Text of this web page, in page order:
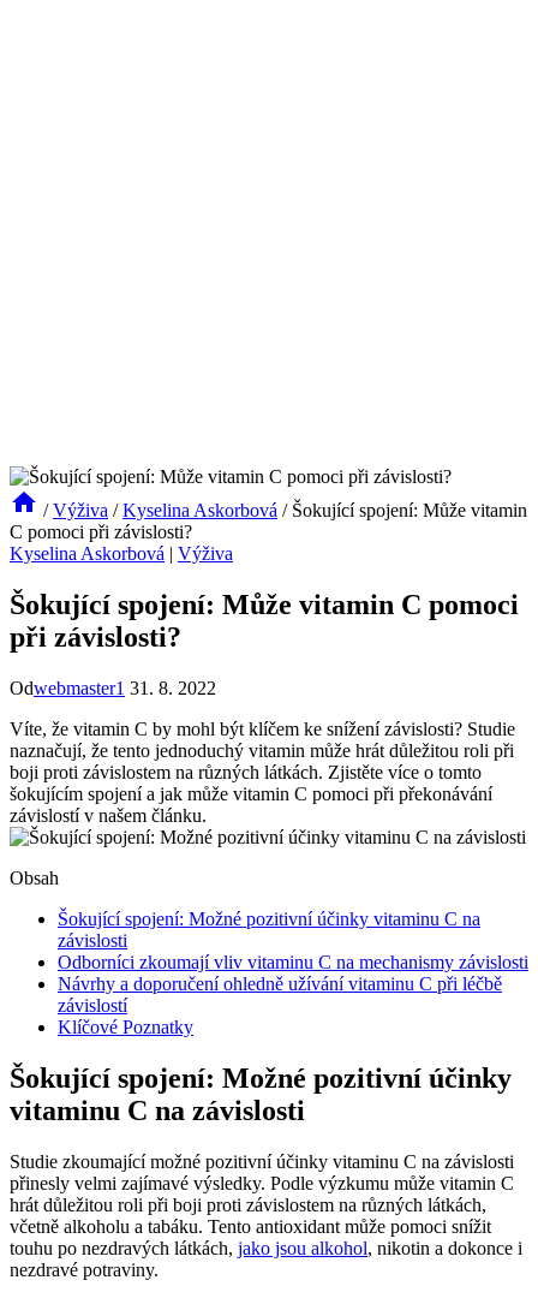
/ Výživa / Kyselina Askorbová / Šokující spojení: Může vitamin
C pomoci při závislosti?
Kyselina Askorbová | Výživa
Šokující spojení: Může vitamin C pomoci
při závislosti?
Odwebmaster1 31. 8. 2022
Víte, že vitamin C by mohl být klíčem ke snížení závislosti? Studie
naznačují, že tento jednoduchý vitamin může hrát důležitou roli při
boji proti závislostem na různých látkách. Zjistěte více o tomto
šokujícím spojení a jak může vitamin C pomoci při překonávání
závislostí v našem článku.
Obsah
Šokující spojení: Možné pozitivní účinky vitaminu C na
závislosti
Odborníci zkoumají vliv vitaminu C na mechanismy závislosti
Návrhy a doporučení ohledně užívání vitaminu C při léčbě
závislostí
Klíčové Poznatky
Šokující spojení: Možné pozitivní účinky
vitaminu C na závislosti
Studie zkoumající možné pozitivní účinky vitaminu C na závislosti
přinesly velmi zajímavé výsledky. Podle výzkumu může vitamin C
hrát důležitou roli při boji proti závislostem na různých látkách,
včetně alkoholu a tabáku. Tento antioxidant může pomoci snížit
touhu po nezdravých látkách, jako jsou alkohol, nikotin a dokonce i
nezdravé potraviny.